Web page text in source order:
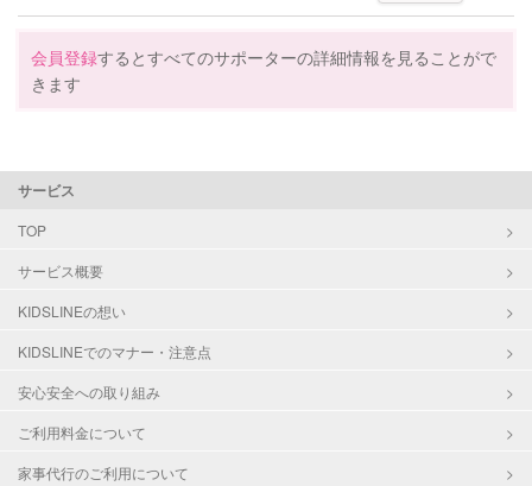
理科
社会
サポートの特徴
資格
学校/塾の補習・宿題
対応科目
会員登録するとすべてのサポーターの詳細情報を見ることがで
きます
サービス
TOP
サービス概要
KIDSLINEの想い
KIDSLINEでのマナー・注意点
安心安全への取り組み
ご利用料金について
家事代行のご利用について